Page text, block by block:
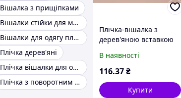
Вішалка з прищіпками
Вішалки стійки для магазинів одягу
Вішалки для одягу пластикові
Плічка дерев'яні
Плічка вішалки для одягу
Плічка з поворотним гачком
Плічка-вішалка з
дерев'яною вставкою
В наявності
116.37₴
Купити